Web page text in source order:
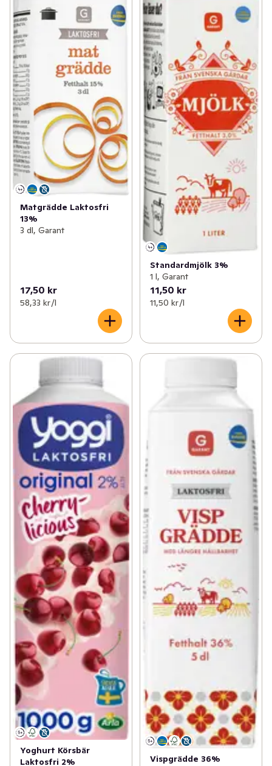
Matgrädde Laktosfri
13%
3 dl, Garant
17,50 kr
58,33 kr /l
Standardmjölk 3%
1 l, Garant
11,50 kr
11,50 kr /l
Yoghurt Körsbär
Laktosfri 2%
Vispgrädde 36%